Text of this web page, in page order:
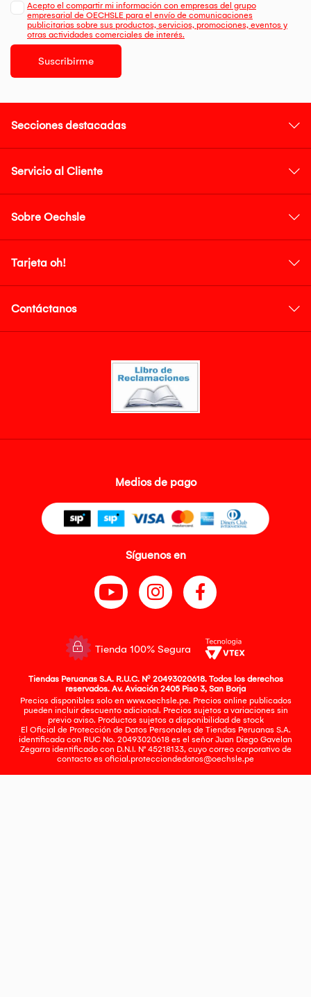
Acepto el compartir mi información con empresas del grupo
empresarial de OECHSLE para el envío de comunicaciones
publicitarias sobre sus productos, servicios, promociones, eventos y
otras actividades comerciales de interés.
Suscribirme
Secciones destacadas
Servicio al Cliente
Sobre Oechsle
Tarjeta oh!
Contáctanos
Medios de pago
Síguenos en
Tienda 100% Segura
Tiendas Peruanas S.A. R.U.C. Nº 20493020618. Todos los derechos
reservados. Av. Aviación 2405 Piso 3, San Borja
Precios disponibles solo en www.oechsle.pe. Precios online publicados
pueden incluir descuento adicional. Precios sujetos a variaciones sin
previo aviso. Productos sujetos a disponibilidad de stock
El Oficial de Protección de Datos Personales de Tiendas Peruanas S.A.
identificada con RUC No. 20493020618 es el señor Juan Diego Gavelan
Zegarra identificado con D.N.I. N° 45218133, cuyo correo corporativo de
contacto es oficial.protecciondedatos@oechsle.pe